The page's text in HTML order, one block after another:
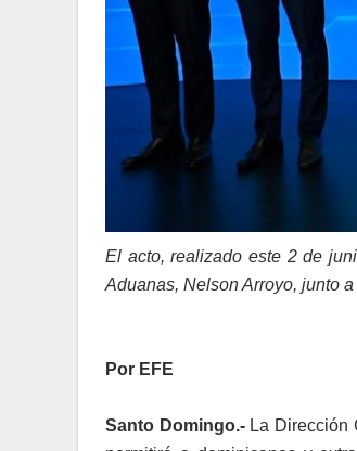
El acto, realizado este 2 de
Aduanas, Nelson Arroyo, junto
Por EFE
Santo Domingo.- La Dirección